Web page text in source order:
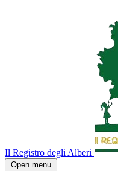
Il Registro degli Alberi
Open menu